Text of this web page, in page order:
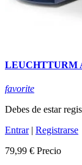
LEUCHTTURM
favorite
Debes de estar
Entrar| Registrarse
79,99 € Precio